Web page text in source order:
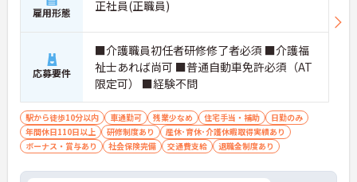
雇用形態 正社員(正職員)
応募要件
■介護職員初任者研修修了者必須 ■介護福
祉士あれば尚可 ■普通自動車免許必須（AT
限定可） ■経験不問
駅から徒歩10分以内 車通勤可 残業少なめ 住宅手当・補助
日勤のみ
年間休日110日以上
研修制度あり
産休･育休･介護休暇取得実績あり
ボーナス・賞与あり
社会保険完備 交通費支給 退職金制度あり